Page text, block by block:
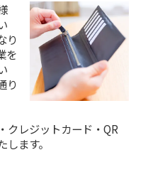
り
を
り
クレジットカード・QR
ます。